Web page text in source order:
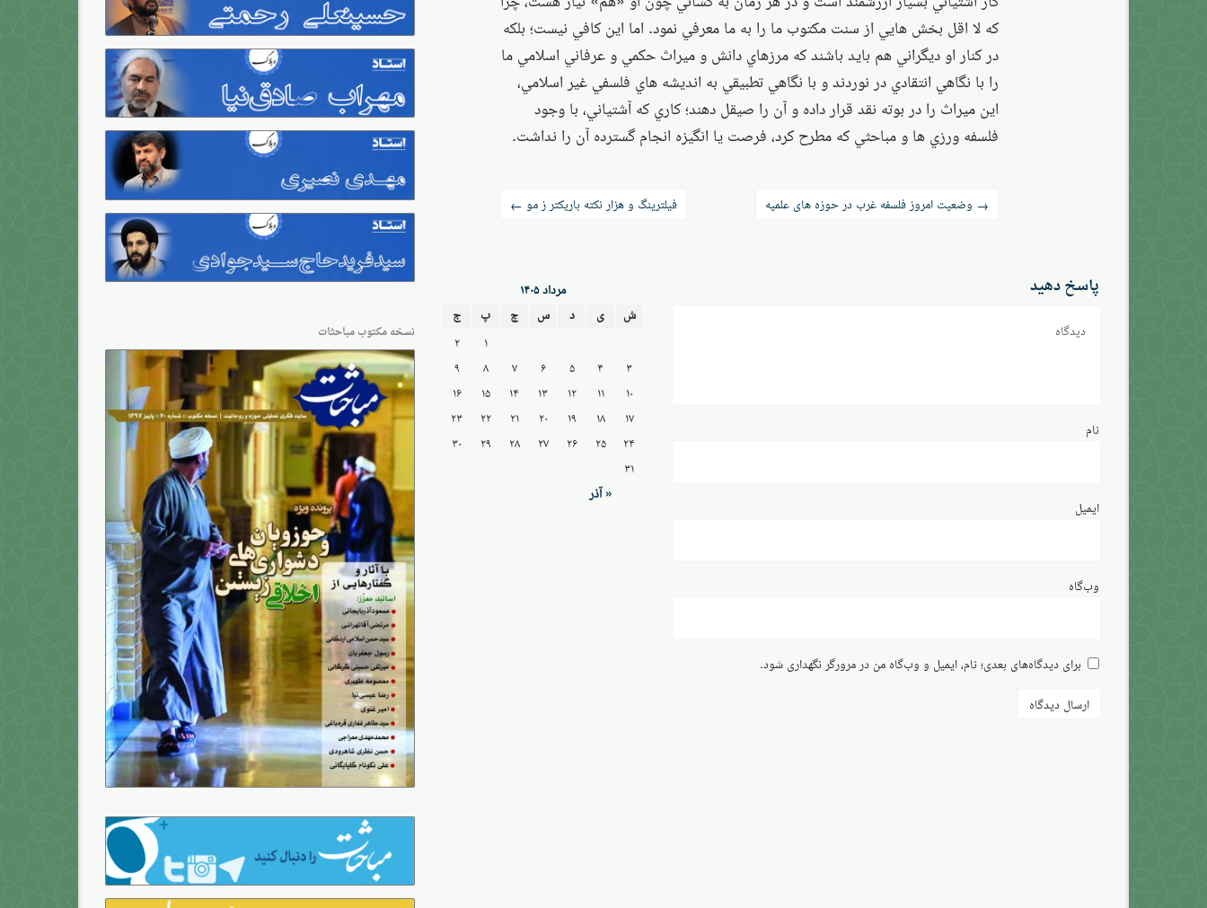
كه لا اقل بخش هايي از سنت مكتوب ما را به ما معرفي نمود. اما اين كافي نيست؛ بلكه
در كنار او ديگراني هم بايد باشند كه مرزهاي دانش و ميراث حكمي و عرفاني اسلامي ما
را با نگاهي انتقادي در نوردند و با نگاهي تطبيقي به انديشه هاي فلسفي غير اسلامي،
اين ميراث را در بوته نقد قرار داده و آن را صيقل دهند؛ كاري كه آشتياني، با وجود
فلسفه ورزي ها و مباحثي كه مطرح كرد، فرصت يا انگيزه انجام گسترده آن را نداشت.
راه‌بری
→ وضعیت امروز فلسفه غرب در حوزه های علمیه فیلترینگ و هزار نکته باریکتر ز مو ←
پاسخ دهید
نام
ایمیل
وب‌گاه
برای دیدگاه‌های بعدی؛ نام، ایمیل و وب‌گاه من در مرورگر نگهداری شود.
مرداد ۱۴۰۵
ش
ی د س چ پ
ج
۱
۲
۳
۴ ۵ ۶ ۷ ۸
۹
۱۰
۱۱ ۱۲ ۱۳ ۱۴ ۱۵
۱۶
۱۷
۱۸ ۱۹ ۲۰ ۲۱ ۲۲
۲۳
۲۴
۲۵ ۲۶ ۲۷ ۲۸ ۲۹
۳۰
۳۱
« آذر
نسخه مکتوب مباحثات